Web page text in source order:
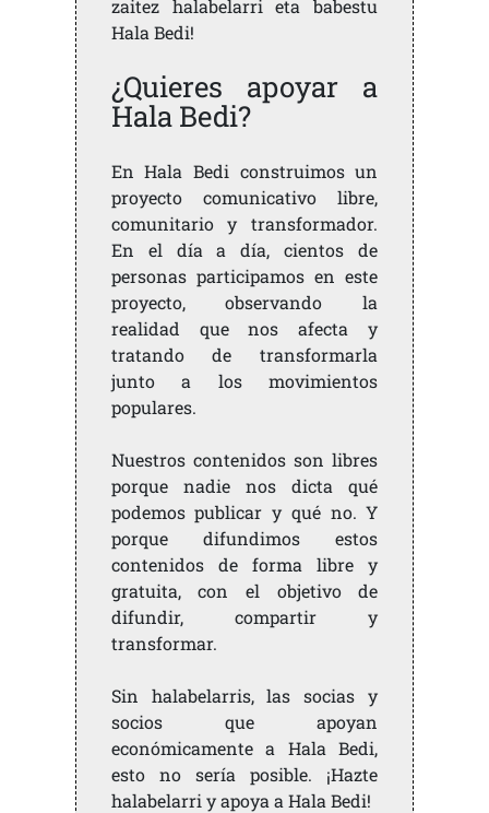
zaitez halabelarri eta babestu
Hala Bedi!
¿Quieres apoyar a
Hala Bedi?
En Hala Bedi construimos un
proyecto comunicativo libre,
comunitario y transformador.
En el día a día, cientos de
personas participamos en este
proyecto, observando la
realidad que nos afecta y
tratando de transformarla
junto a los movimientos
populares.
Nuestros contenidos son libres
porque nadie nos dicta qué
podemos publicar y qué no. Y
porque difundimos estos
contenidos de forma libre y
gratuita, con el objetivo de
difundir, compartir y
transformar.
Sin halabelarris, las socias y
socios que apoyan
económicamente a Hala Bedi,
esto no sería posible. ¡Hazte
halabelarri y apoya a Hala Bedi!